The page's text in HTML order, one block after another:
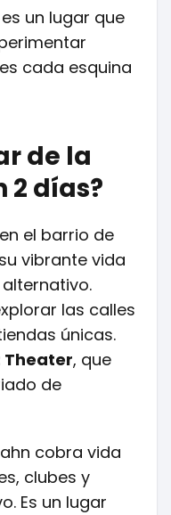
un lugar que
cada esquina
de la
2 días?
el barrio de
vibrante vida
las calles
únicas.
Theater, que
de
cobra vida
clubes y
Es un lugar